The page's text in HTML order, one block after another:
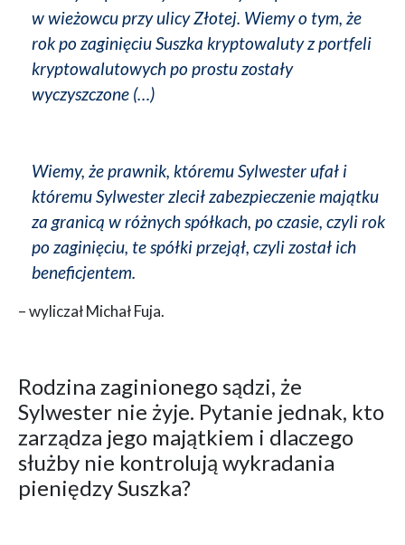
w wieżowcu przy ulicy Złotej. Wiemy o tym, że
rok po zaginięciu Suszka kryptowaluty z portfeli
kryptowalutowych po prostu zostały
wyczyszczone (…)
Wiemy, że prawnik, któremu Sylwester ufał i
któremu Sylwester zlecił zabezpieczenie majątku
za granicą w różnych spółkach, po czasie, czyli rok
po zaginięciu, te spółki przejął, czyli został ich
beneficjentem.
– wyliczał Michał Fuja.
Rodzina zaginionego sądzi, że
Sylwester nie żyje. Pytanie jednak, kto
zarządza jego majątkiem i dlaczego
służby nie kontrolują wykradania
pieniędzy Suszka?